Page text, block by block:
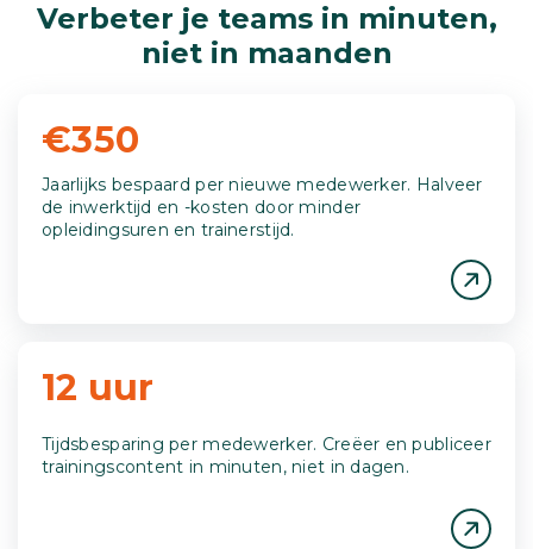
Verbeter je teams in minuten,
niet in maanden
€350
Jaarlijks bespaard per nieuwe medewerker. Halveer
de inwerktijd en -kosten door minder
opleidingsuren en trainerstijd.
12 uur
Tijdsbesparing per medewerker. Creëer en publiceer
trainingscontent in minuten, niet in dagen.